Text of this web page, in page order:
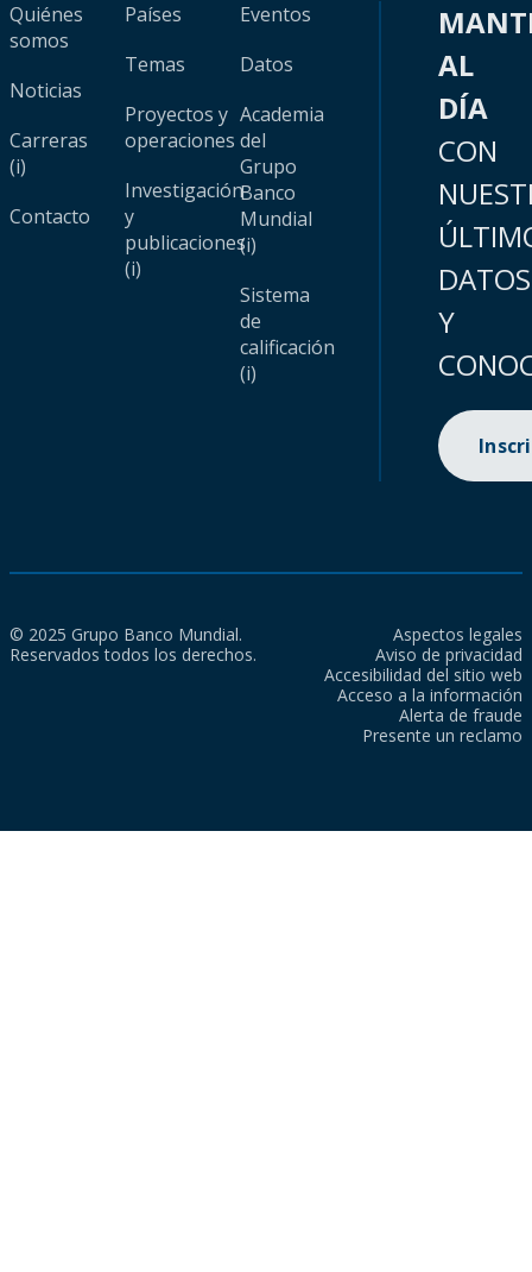
Quiénes
somos
Noticias
Carreras
(i)
Contacto
Países
Temas
Proyectos y
operaciones
Investigación
y
publicaciones
(i)
Eventos
Datos
Academia
del
Grupo
Banco
Mundial
(i)
Sistema
de
calificación
(i)
AL
DÍA
CON
DATOS
Y
© 2025 Grupo Banco Mundial.
Reservados todos los derechos.
Aspectos legales
Aviso de privacidad
Accesibilidad del sitio web
Acceso a la información
Alerta de fraude
Presente un reclamo